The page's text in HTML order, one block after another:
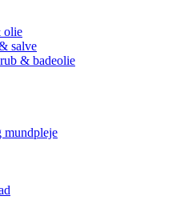
olie
salve
& badeolie
mundpleje